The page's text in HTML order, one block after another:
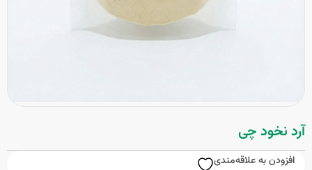
آرد نخود چی
افزودن به علاقه‌مندی